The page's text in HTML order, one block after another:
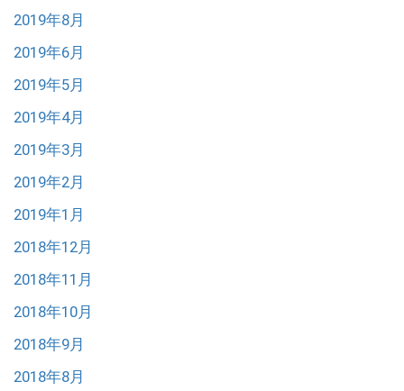
2019年8月
2019年6月
2019年5月
2019年4月
2019年3月
2019年2月
2019年1月
2018年12月
2018年11月
2018年10月
2018年9月
2018年8月